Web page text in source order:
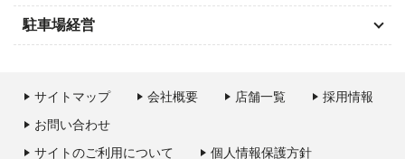
駐車場経営
サイトマップ 会社概要 店舗一覧
採用情報
お問い合わせ
サイトのご利用について
個人情報保護方針